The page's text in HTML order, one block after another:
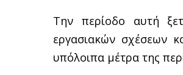
Την περίοδο αυτή
εργασιακών σχέσεων
υπόλοιπα μέτρα της